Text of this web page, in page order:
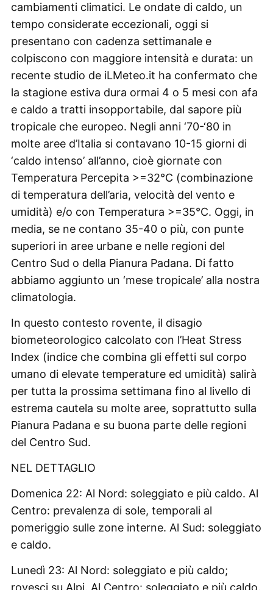
cambiamenti climatici. Le ondate di caldo, un
tempo considerate eccezionali, oggi si
presentano con cadenza settimanale e
colpiscono con maggiore intensità e durata: un
recente studio de iLMeteo.it ha confermato che
la stagione estiva dura ormai 4 o 5 mesi con afa
e caldo a tratti insopportabile, dal sapore più
tropicale che europeo. Negli anni ‘70-‘80 in
molte aree d’Italia si contavano 10-15 giorni di
‘caldo intenso’ all’anno, cioè giornate con
Temperatura Percepita >=32°C (combinazione
di temperatura dell’aria, velocità del vento e
umidità) e/o con Temperatura >=35°C. Oggi, in
media, se ne contano 35-40 o più, con punte
superiori in aree urbane e nelle regioni del
Centro Sud o della Pianura Padana. Di fatto
abbiamo aggiunto un ‘mese tropicale’ alla nostra
climatologia.
In questo contesto rovente, il disagio
biometeorologico calcolato con l’Heat Stress
Index (indice che combina gli effetti sul corpo
umano di elevate temperature ed umidità) salirà
per tutta la prossima settimana fino al livello di
estrema cautela su molte aree, soprattutto sulla
Pianura Padana e su buona parte delle regioni
del Centro Sud.
NEL DETTAGLIO
Domenica 22: Al Nord: soleggiato e più caldo. Al
Centro: prevalenza di sole, temporali al
pomeriggio sulle zone interne. Al Sud: soleggiato
e caldo.
Lunedì 23: Al Nord: soleggiato e più caldo;
rovesci su Alpi. Al Centro: soleggiato e più caldo.